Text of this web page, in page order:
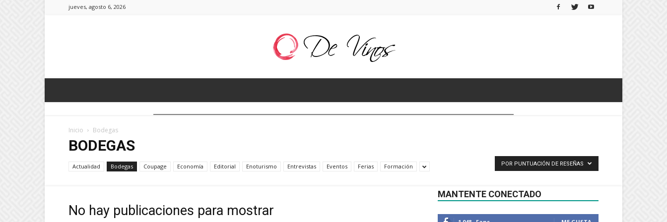
jueves, agosto 6, 2026
Inicio Bodegas
BODEGAS
Actualidad Bodegas Coupage Economía Editorial Enoturismo Entrevistas Eventos Ferias Formación POR PUNTUACIÓN DE RESEÑAS
No hay publicaciones para mostrar
MANTENTE CONECTADO